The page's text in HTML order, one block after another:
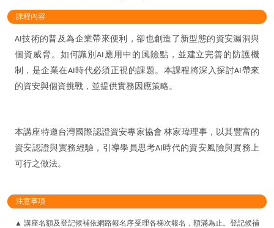
課程內容
AI技術的普及為企業帶來便利，卻也創造了新型態的資安漏洞與
個資威脅。如何識別AI應用中的風險點，並建立完善的防護機
制，是企業在AI時代必須正視的課題。本課程將深入探討AI帶來
的資安與個資挑戰，並提供實務因應策略。
本講座特邀台灣國際認證資安專家協會 林家瑋理事，以其豐富的
資安認證與實務經驗，引導學員思考AI時代的資安風險與實務上
可行之做法。
注意事項
▲ 講座名額及登記候補依網路報名序受理各梯次報名，額滿為止。登記候補